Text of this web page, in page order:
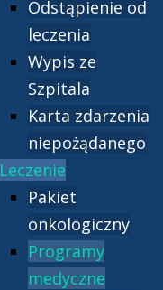
Odstąpienie od
leczenia
Wypis ze
Szpitala
Karta zdarzenia
niepożądanego
Leczenie
Pakiet
onkologiczny
Programy
medyczne